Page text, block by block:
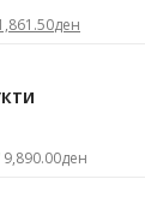
ден
9,890.00ден